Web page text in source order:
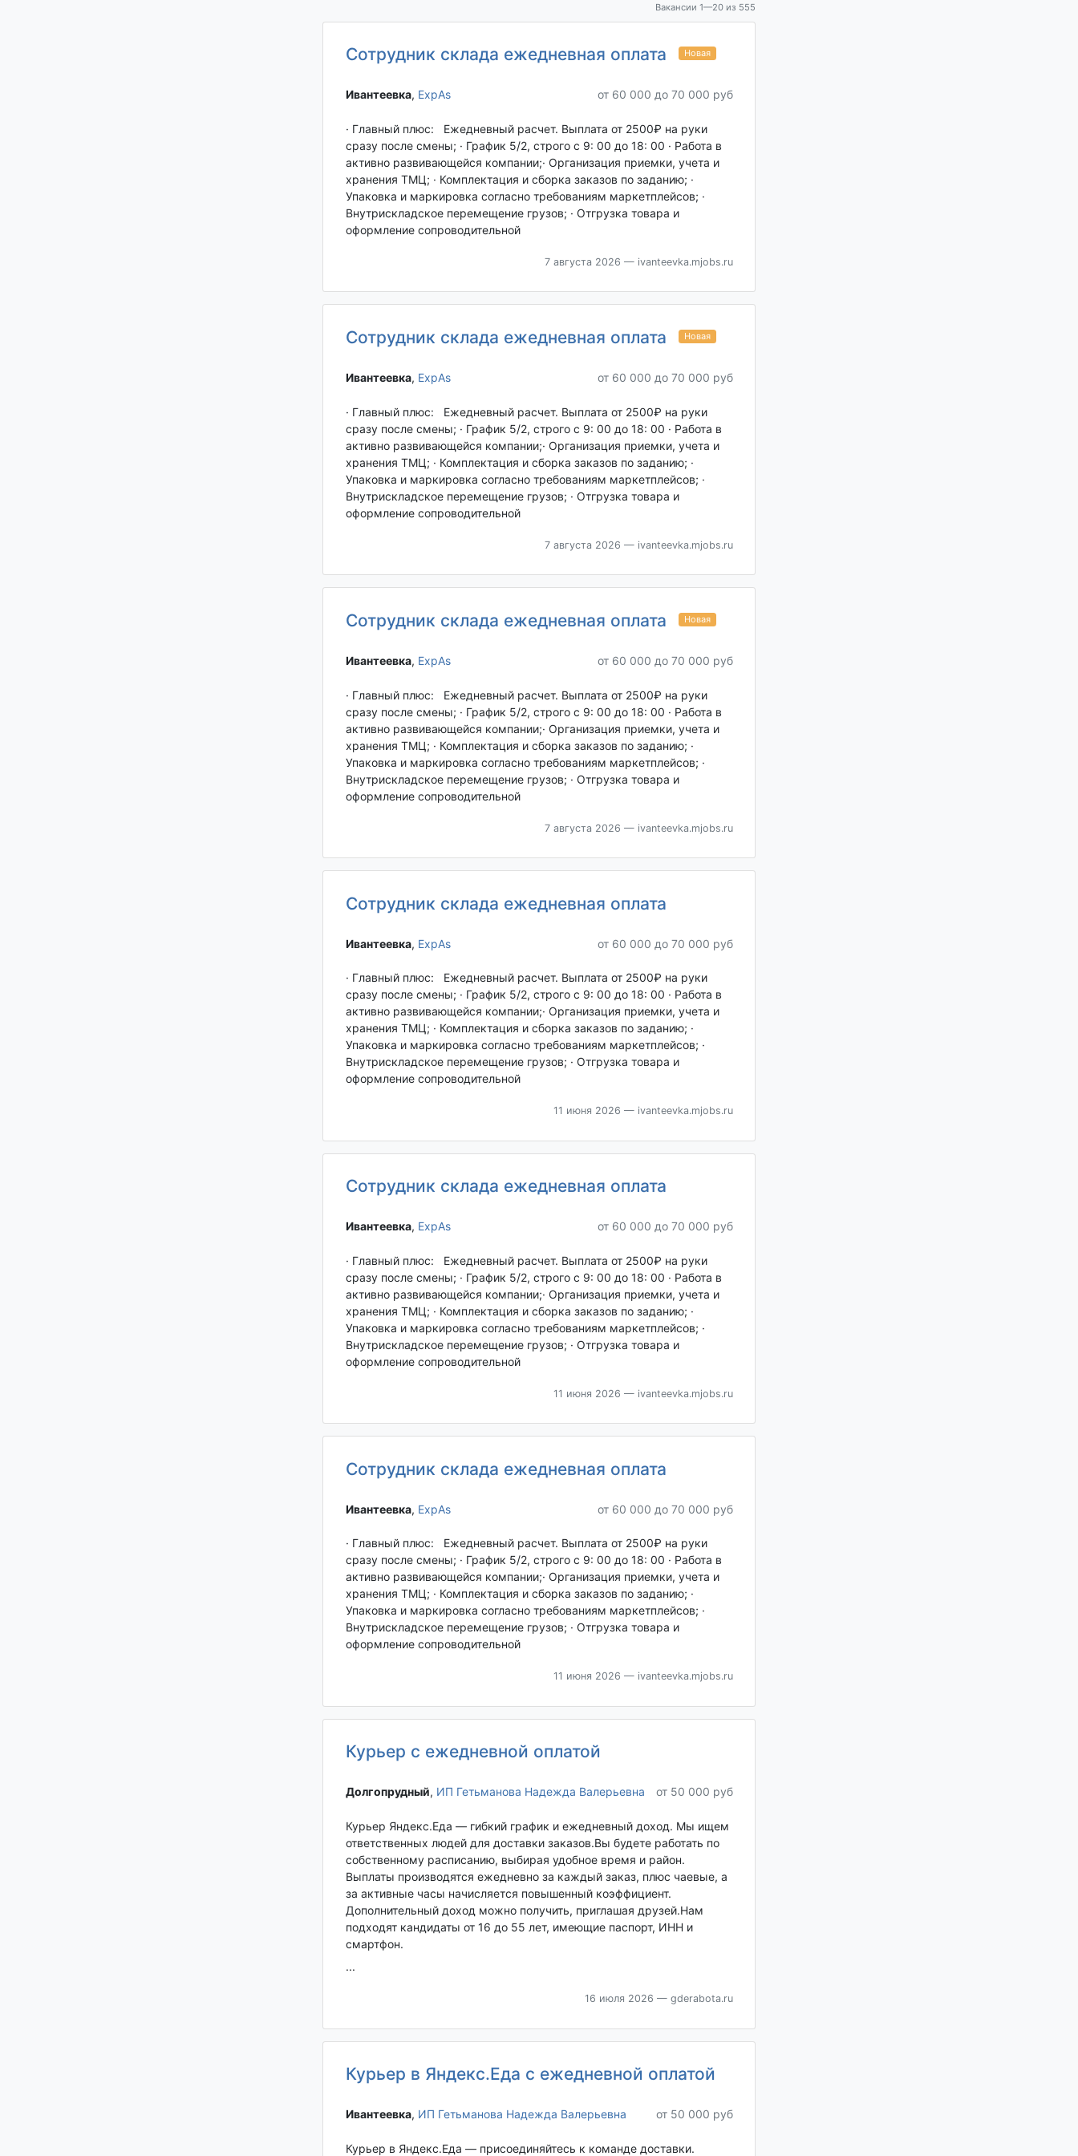
Вакансии 1—20 из 555
Сотрудник склада ежедневная оплата Новая
Ивантеевка‎, ExpAs от 60 000 до 70 000 руб
· Главный плюс: Ежедневный расчет. Выплата от 2500₽ на руки
сразу после смены; · График 5/2, строго с 9: 00 до 18: 00 · Работа в
активно развивающейся компании;· Организация приемки, учета и
хранения ТМЦ; · Комплектация и сборка заказов по заданию; ·
Упаковка и маркировка согласно требованиям маркетплейсов; ·
Внутрискладское перемещение грузов; · Отгрузка товара и
оформление сопроводительной
7 августа 2026 — ivanteevka.mjobs.ru
Сотрудник склада ежедневная оплата Новая
Ивантеевка‎, ExpAs от 60 000 до 70 000 руб
· Главный плюс: Ежедневный расчет. Выплата от 2500₽ на руки
сразу после смены; · График 5/2, строго с 9: 00 до 18: 00 · Работа в
активно развивающейся компании;· Организация приемки, учета и
хранения ТМЦ; · Комплектация и сборка заказов по заданию; ·
Упаковка и маркировка согласно требованиям маркетплейсов; ·
Внутрискладское перемещение грузов; · Отгрузка товара и
оформление сопроводительной
7 августа 2026 — ivanteevka.mjobs.ru
Сотрудник склада ежедневная оплата Новая
Ивантеевка‎, ExpAs от 60 000 до 70 000 руб
· Главный плюс: Ежедневный расчет. Выплата от 2500₽ на руки
сразу после смены; · График 5/2, строго с 9: 00 до 18: 00 · Работа в
активно развивающейся компании;· Организация приемки, учета и
хранения ТМЦ; · Комплектация и сборка заказов по заданию; ·
Упаковка и маркировка согласно требованиям маркетплейсов; ·
Внутрискладское перемещение грузов; · Отгрузка товара и
оформление сопроводительной
7 августа 2026 — ivanteevka.mjobs.ru
Сотрудник склада ежедневная оплата
Ивантеевка‎, ExpAs от 60 000 до 70 000 руб
· Главный плюс: Ежедневный расчет. Выплата от 2500₽ на руки
сразу после смены; · График 5/2, строго с 9: 00 до 18: 00 · Работа в
активно развивающейся компании;· Организация приемки, учета и
хранения ТМЦ; · Комплектация и сборка заказов по заданию; ·
Упаковка и маркировка согласно требованиям маркетплейсов; ·
Внутрискладское перемещение грузов; · Отгрузка товара и
оформление сопроводительной
11 июня 2026 — ivanteevka.mjobs.ru
Сотрудник склада ежедневная оплата
Ивантеевка‎, ExpAs от 60 000 до 70 000 руб
· Главный плюс: Ежедневный расчет. Выплата от 2500₽ на руки
сразу после смены; · График 5/2, строго с 9: 00 до 18: 00 · Работа в
активно развивающейся компании;· Организация приемки, учета и
хранения ТМЦ; · Комплектация и сборка заказов по заданию; ·
Упаковка и маркировка согласно требованиям маркетплейсов; ·
Внутрискладское перемещение грузов; · Отгрузка товара и
оформление сопроводительной
11 июня 2026 — ivanteevka.mjobs.ru
Сотрудник склада ежедневная оплата
Ивантеевка‎, ExpAs от 60 000 до 70 000 руб
· Главный плюс: Ежедневный расчет. Выплата от 2500₽ на руки
сразу после смены; · График 5/2, строго с 9: 00 до 18: 00 · Работа в
активно развивающейся компании;· Организация приемки, учета и
хранения ТМЦ; · Комплектация и сборка заказов по заданию; ·
Упаковка и маркировка согласно требованиям маркетплейсов; ·
Внутрискладское перемещение грузов; · Отгрузка товара и
оформление сопроводительной
11 июня 2026 — ivanteevka.mjobs.ru
Курьер с ежедневной оплатой
Долгопрудный‎, ИП Гетьманова Надежда Валерьевна от 50 000 руб
Курьер Яндекс.Еда — гибкий график и ежедневный доход. Мы ищем
ответственных людей для доставки заказов.Вы будете работать по
собственному расписанию, выбирая удобное время и район.
Выплаты производятся ежедневно за каждый заказ, плюс чаевые, а
за активные часы начисляется повышенный коэффициент.
Дополнительный доход можно получить, приглашая друзей.Нам
подходят кандидаты от 16 до 55 лет, имеющие паспорт, ИНН и
смартфон.
...
16 июля 2026 — gderabota.ru
Курьер в Яндекс.Еда с ежедневной оплатой
Ивантеевка‎, ИП Гетьманова Надежда Валерьевна от 50 000 руб
Курьер в Яндекс.Еда — присоединяйтесь к команде доставки.